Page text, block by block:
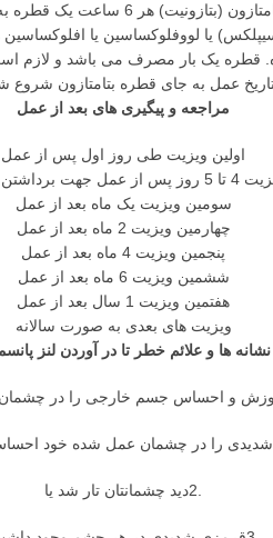
هر 6 ساعت یک قطره به مدت 1 ماه
یک قطره تا درآوردن لنز پانسمانی توسط پزشک (معمولاً 4 تا 5
مراجعه و پیگیری های بعد از عمل
اولین ویزیت طی روز اول پس از عمل
لنز پانسمانی
سومین ویزیت یک ماه بعد از عمل
چهارمین ویزیت 2 ماه بعد از عمل
پنجمین ویزیت 4 ماه بعد از عمل
ششمین ویزیت 6 ماه بعد از عمل
هفتمین ویزیت 1 سال بعد از عمل
ویزیت های بعدی به صورت سالانه
نشانه ها و علائم خطر تا در آوردن لنز
سوزش و احساس جسم خارجی را در